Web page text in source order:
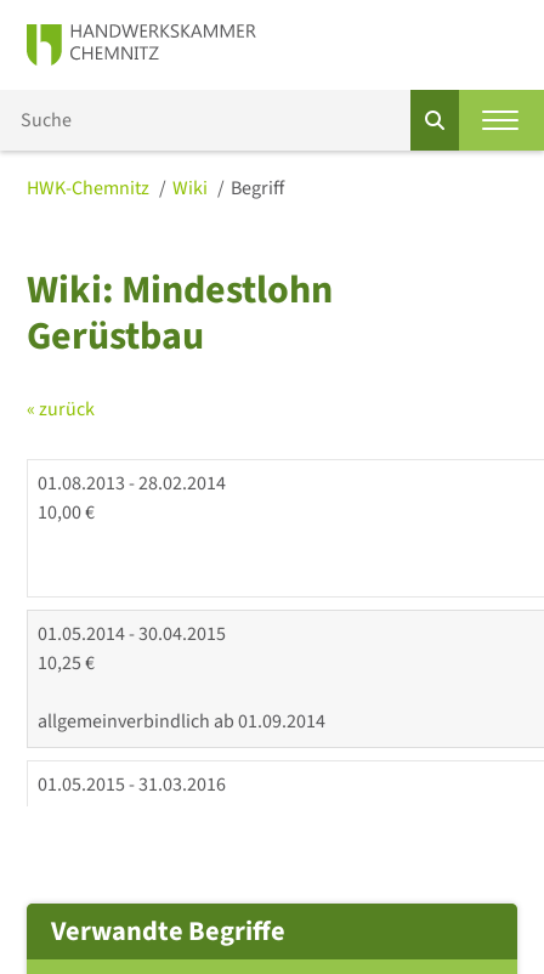
HWK-Chemnitz Wiki Begriff
Wiki: Mindestlohn
Gerüstbau
« zurück
01.08.2013 - 28.02.2014
10,00 €
01.05.2014 - 30.04.2015
10,25 €
allgemeinverbindlich ab 01.09.2014
01.05.2015 - 31.03.2016
01.04.2016
10,70 €
Verwandte Begriffe